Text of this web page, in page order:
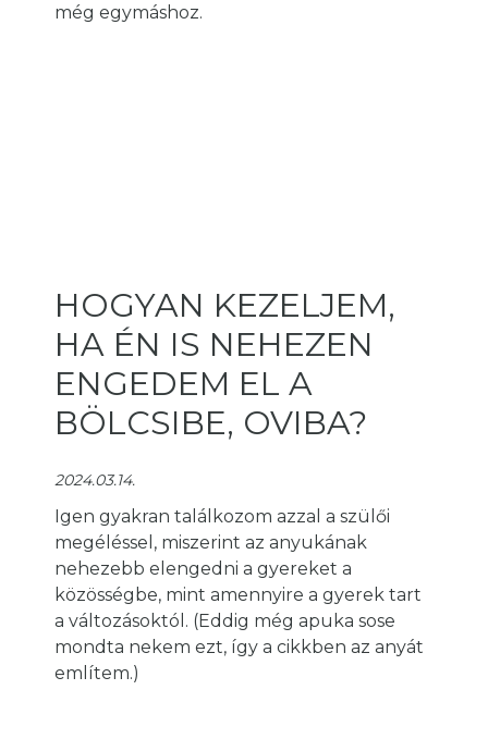
még egymáshoz.
HOGYAN KEZELJEM,
HA ÉN IS NEHEZEN
ENGEDEM EL A
BÖLCSIBE, OVIBA?
2024.03.14.
Igen gyakran találkozom azzal a szülői
megéléssel, miszerint az anyukának
nehezebb elengedni a gyereket a
közösségbe, mint amennyire a gyerek tart
a változásoktól. (Eddig még apuka sose
mondta nekem ezt, így a cikkben az anyát
említem.)